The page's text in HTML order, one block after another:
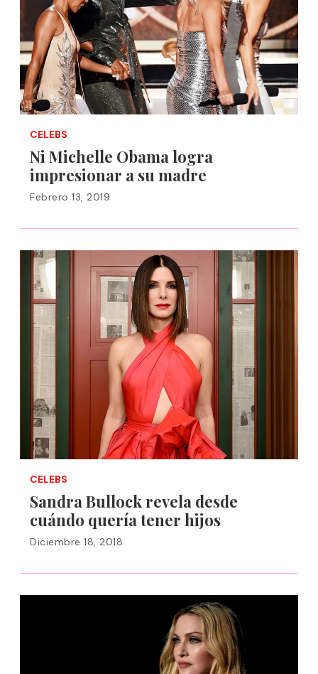
CELEBS
Ni Michelle Obama logra
impresionar a su madre
Febrero 13, 2019
CELEBS
Sandra Bullock revela desde
cuándo quería tener hijos
Diciembre 18, 2018